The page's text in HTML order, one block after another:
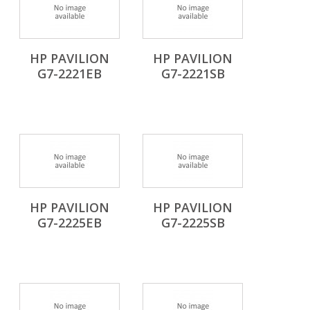
HP PAVILION
G7-2221EB
HP PAVILION
G7-2221SB
HP PAVILION
G7-2225EB
HP PAVILION
G7-2225SB